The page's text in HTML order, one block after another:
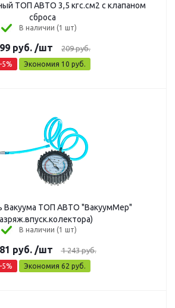
ТОП АВТО 3,5 кгс.см2 с клапаном
сброса
В наличии (1 шт)
руб. /шт 209руб.
-5% Экономия 10 руб.
Вакуума ТОП АВТО "ВакуумМер"
В наличии (1 шт)
руб. /шт 1 243руб.
-5% Экономия 62 руб.